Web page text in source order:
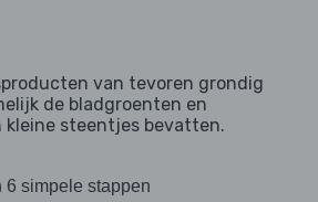
van tevoren grondig
de bladgroenten en
kleine steentjes bevatten.
6 simpele stappen